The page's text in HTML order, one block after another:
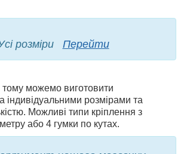
розміри Перейти
можемо виготовити
індивідуальними розмірами та
Можливі типи кріплення з
або 4 гумки по кутах.